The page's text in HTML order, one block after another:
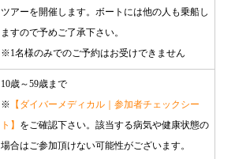
ツアーを開催します。ボートには他の人も乗船し
ますので予めご了承下さい。
※1名様のみでのご予約はお受けできません
10歳～59歳まで
※ 【ダイバーメディカル｜参加者チェックシー
ト】 をご確認下さい。該当する病気や健康状態の
場合はご参加頂けない可能性がございます。